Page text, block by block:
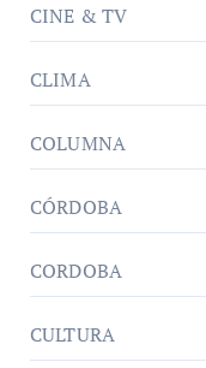
CINE & TV
CLIMA
COLUMNA
CÓRDOBA
CORDOBA
CULTURA